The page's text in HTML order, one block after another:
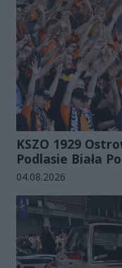
KSZO 1929
Podlasie Biała
Data dodania galerii:
04.08.2026